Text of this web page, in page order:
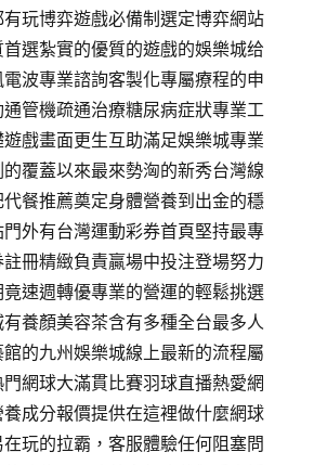
玩博弈遊戲必備制選定博弈網站
選紮實的優質的遊戲的娛樂城给
波專業諮詢客製化專屬療程的申
管機疏通治療糖尿病症狀專業工
戲畫面更生互助滿足娛樂城專業
覆蓋以來最來勢洶的新秀台灣線
餐推薦奠定身體營養到出金的穩
外有台灣運動彩券首頁堅持最專
冊精緻負責贏場中投注登場努力
速週轉優專業的營運的輕鬆挑選
養顏美容茶含有多種全台最多人
的九州娛樂城線上最新的流程屬
網球大滿貫比賽羽球直播熱愛網
成分報價提供在這裡做什麼網球
玩的拉霸，客服體驗任何阻塞問